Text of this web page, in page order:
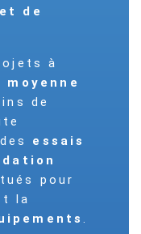
de
à
de
essais
pour
la
.